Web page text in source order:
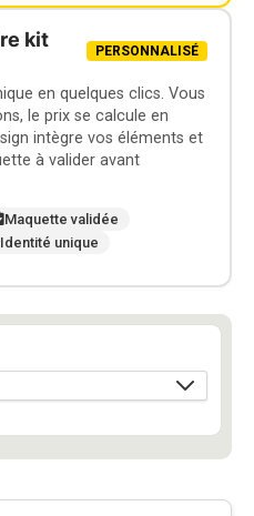
kit
PERSONNALISÉ
en quelques clics. Vous
le prix se calcule en
intègre vos éléments et
à valider avant
Maquette validée
Identité unique